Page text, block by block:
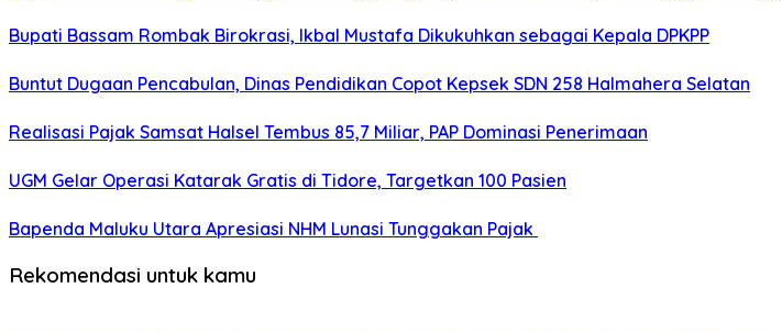
Bupati Bassam Rombak Birokrasi, Ikbal Mustafa Dikukuhkan sebagai Kepala DPKPP
Buntut Dugaan Pencabulan, Dinas Pendidikan Copot Kepsek SDN 258 Halmahera Selatan
Realisasi Pajak Samsat Halsel Tembus 85,7 Miliar, PAP Dominasi Penerimaan
UGM Gelar Operasi Katarak Gratis di Tidore, Targetkan 100 Pasien
Bapenda Maluku Utara Apresiasi NHM Lunasi Tunggakan Pajak
Rekomendasi untuk kamu